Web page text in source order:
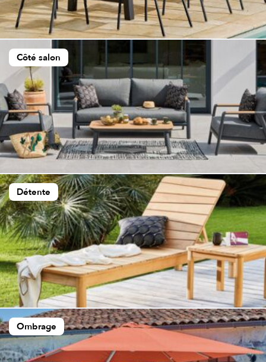
Côté salon
Détente
Ombrage